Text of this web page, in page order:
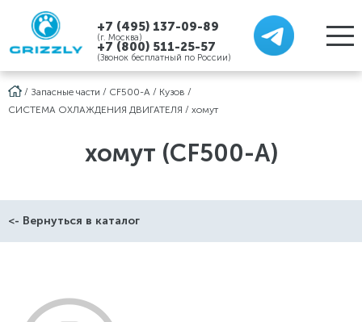
+7 (495) 137-09-89
(г. Москва)
+7 (800) 511-25-57
(Звонок бесплатный по России)
/ Запасные части / CF500-A / Кузов /
СИСТЕМА ОХЛАЖДЕНИЯ ДВИГАТЕЛЯ / хомут
хомут (CF500-A)
<- Вернуться в каталог